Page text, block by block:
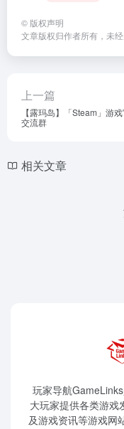
© 版权声明
文章版权归作者所有，未经
上一篇
【露玛岛】「Steam」游
交流群
相关文章
玩家导航
大玩家提供各类游戏
及游戏资讯等游戏网